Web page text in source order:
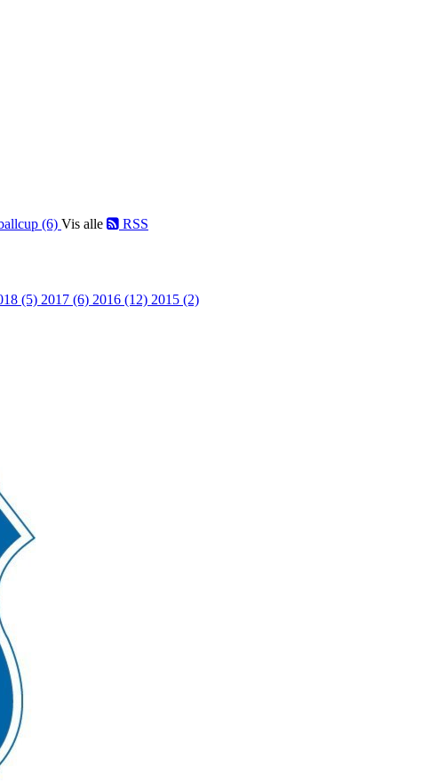
(6) Vis alle RSS
(5) 2017 (6) 2016 (12) 2015 (2)